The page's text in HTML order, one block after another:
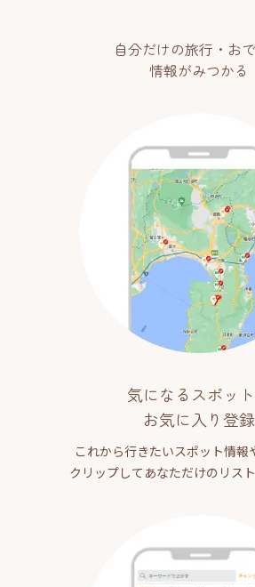
自分だけの旅行・お
情報がみつかる
気になるスポッ
お気に入り登録
これから行きたいスポット情報
クリップしてあなただけのリスト